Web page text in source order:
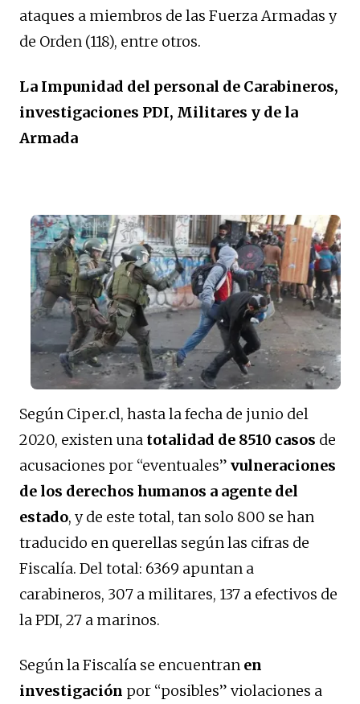
ataques a miembros de las Fuerza Armadas y
de Orden (118), entre otros.
La Impunidad del personal de Carabineros,
investigaciones PDI, Militares y de la
Armada
Según Ciper.cl, hasta la fecha de junio del
2020, existen una totalidad de 8510 casos de
acusaciones por “eventuales” vulneraciones
de los derechos humanos a agente del
estado, y de este total, tan solo 800 se han
traducido en querellas según las cifras de
Fiscalía. Del total: 6369 apuntan a
carabineros, 307 a militares, 137 a efectivos de
la PDI, 27 a marinos.
Según la Fiscalía se encuentran en
investigación por “posibles” violaciones a